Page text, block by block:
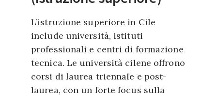
L’istruzione superiore in Cile
include università, istituti
professionali e centri di formazione
tecnica. Le università cilene offrono
corsi di laurea triennale e post-
laurea, con un forte focus sulla